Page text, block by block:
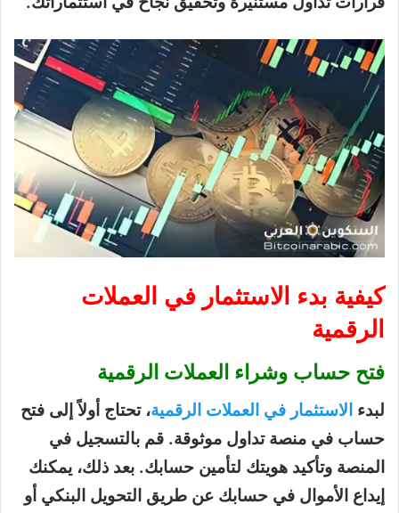
كيفية بدء الاستثمار في العملات
الرقمية
فتح حساب وشراء العملات الرقمية
لبدء الاستثمار في العملات الرقمية، تحتاج أولاً إلى فتح
حساب في منصة تداول موثوقة. قم بالتسجيل في
المنصة وتأكيد هويتك لتأمين حسابك. بعد ذلك، يمكنك
إيداع الأموال في حسابك عن طريق التحويل البنكي أو